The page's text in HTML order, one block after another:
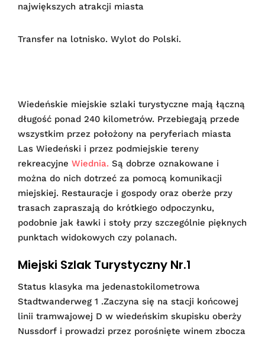
największych atrakcji miasta
Transfer na lotnisko. Wylot do Polski.
Wiedeńskie miejskie szlaki turystyczne mają łączną
długość ponad 240 kilometrów. Przebiegają przede
wszystkim przez położony na peryferiach miasta
Las Wiedeński i przez podmiejskie tereny
rekreacyjne Wiednia. Są dobrze oznakowane i
można do nich dotrzeć za pomocą komunikacji
miejskiej. Restauracje i gospody oraz oberże przy
trasach zapraszają do krótkiego odpoczynku,
podobnie jak ławki i stoły przy szczególnie pięknych
punktach widokowych czy polanach.
Miejski Szlak Turystyczny Nr.1
Status klasyka ma jedenastokilometrowa
Stadtwanderweg 1 .Zaczyna się na stacji końcowej
linii tramwajowej D w wiedeńskim skupisku oberży
Nussdorf i prowadzi przez porośnięte winem zbocza